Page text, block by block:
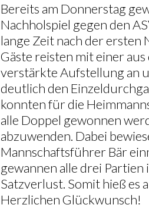
Bereits am Donnerstag
Nachholspiel gegen den
lange Zeit nach der ersten
Gäste reisten mit einer
verstärkte Aufstellung an
deutlich den
konnten für die
alle Doppel gewonnen
abzuwenden. Dabei
Mannschaftsführer Bär
gewannen alle drei
Satzverlust. Somit hieß es
Herzlichen Glückwunsch!